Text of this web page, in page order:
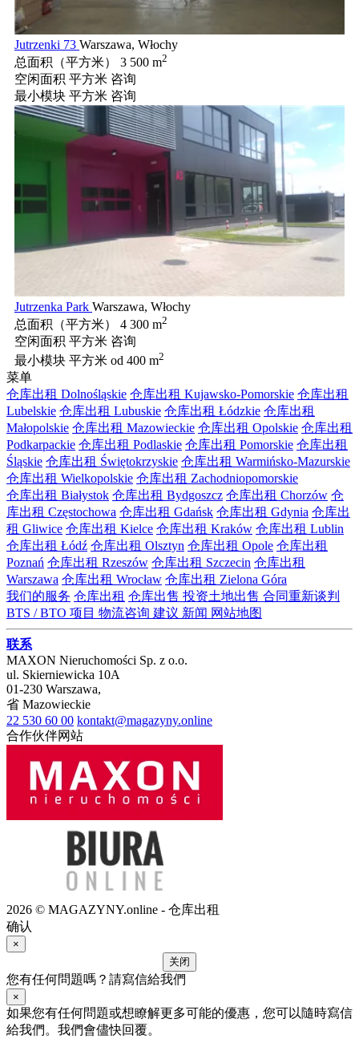
Jutrzenki 73 Warszawa, Włochy
总面积（平方米）
3 500 m2
空闲面积 平方米 咨询
最小模块 平方米 咨询
Jutrzenka Park Warszawa, Włochy
总面积（平方米）
4 300 m2
空闲面积 平方米 咨询
最小模块 平方米 od 400 m2
菜单
仓库出租 Dolnośląskie 仓库出租 Kujawsko-Pomorskie 仓库出租
Lubelskie 仓库出租 Lubuskie 仓库出租 Łódzkie 仓库出租
Małopolskie 仓库出租 Mazowieckie 仓库出租 Opolskie 仓库出租
Podkarpackie 仓库出租 Podlaskie 仓库出租 Pomorskie 仓库出租
Śląskie 仓库出租 Świętokrzyskie 仓库出租 Warmińsko-Mazurskie
仓库出租 Wielkopolskie 仓库出租 Zachodniopomorskie
仓库出租 Białystok 仓库出租 Bydgoszcz 仓库出租 Chorzów 仓
库出租 Częstochowa 仓库出租 Gdańsk 仓库出租 Gdynia 仓库出
租 Gliwice 仓库出租 Kielce 仓库出租 Kraków 仓库出租 Lublin
仓库出租 Łódź 仓库出租 Olsztyn 仓库出租 Opole 仓库出租
Poznań 仓库出租 Rzeszów 仓库出租 Szczecin 仓库出租
Warszawa 仓库出租 Wrocław 仓库出租 Zielona Góra
我们的服务 仓库出租 仓库出售 投资土地出售 合同重新谈判
BTS / BTO 项目 物流咨询 建议 新闻 网站地图
联系
MAXON Nieruchomości Sp. z o.o.
ul. Skierniewicka 10A
01-230 Warszawa,
省 Mazowieckie
22 530 60 00 kontakt@magazyny.online
合作伙伴网站
2026 © MAGAZYNY.online - 仓库出租
确认
×
关闭
您有任何問題嗎？請寫信給我們
×
如果您有任何問題或想瞭解更多可能的優惠，您可以隨時寫信
給我們。我們會儘快回覆。